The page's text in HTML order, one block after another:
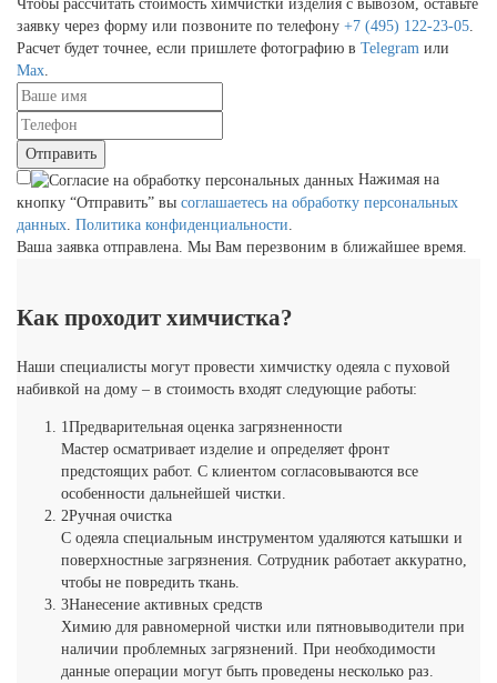
Чтобы рассчитать стоимость химчистки изделия с вывозом, оставьте
заявку через форму или позвоните по телефону +7 (495) 122-23-05.
Расчет будет точнее, если пришлете фотографию в Telegram или
Max.
Отправить
Нажимая на
кнопку “Отправить” вы соглашаетесь на обработку персональных
данных. Политика конфиденциальности.
Ваша заявка отправлена. Мы Вам перезвоним в ближайшее время.
Как проходит химчистка?
Наши специалисты могут провести химчистку одеяла с пуховой
набивкой на дому – в стоимость входят следующие работы:
1Предварительная оценка загрязненности
Мастер осматривает изделие и определяет фронт
предстоящих работ. С клиентом согласовываются все
особенности дальнейшей чистки.
2Ручная очистка
С одеяла специальным инструментом удаляются катышки и
поверхностные загрязнения. Сотрудник работает аккуратно,
чтобы не повредить ткань.
3Нанесение активных средств
Химию для равномерной чистки или пятновыводители при
наличии проблемных загрязнений. При необходимости
данные операции могут быть проведены несколько раз.